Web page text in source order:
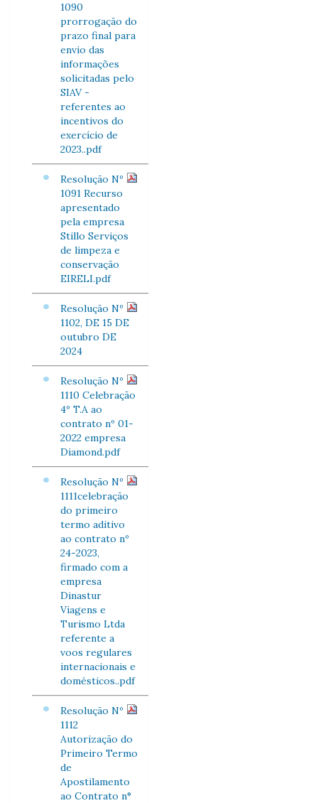
1090
prorrogação do
prazo final para
envio das
informações
solicitadas pelo
SIAV -
referentes ao
incentivos do
exercício de
2023..pdf
Resolução Nº
1091 Recurso
apresentado
pela empresa
Stillo Serviços
de limpeza e
conservação
EIRELI.pdf
Resolução Nº
1102, DE 15 DE
outubro DE
2024
Resolução Nº
1110 Celebração
4º T.A ao
contrato nº 01-
2022 empresa
Diamond.pdf
Resolução Nº
1111celebração
do primeiro
termo aditivo
ao contrato nº
24-2023,
firmado com a
empresa
Dinastur
Viagens e
Turismo Ltda
referente a
voos regulares
internacionais e
domésticos..pdf
Resolução Nº
1112
Autorização do
Primeiro Termo
de
Apostilamento
ao Contrato n°